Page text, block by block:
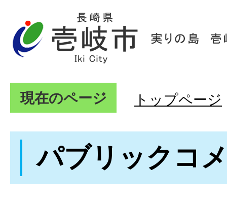
現在のページ トップページ
パブリックコ